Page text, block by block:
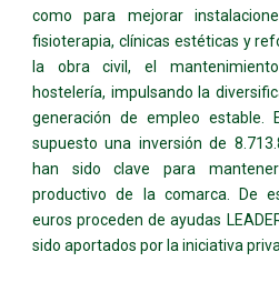
como para mejorar
fisioterapia, clínicas estéticas y
la obra civil, el
hostelería, impulsando la
generación de empleo estable.
supuesto una inversión de
han sido clave para
productivo de la comarca. De
euros proceden de ayudas
sido aportados por la iniciativa